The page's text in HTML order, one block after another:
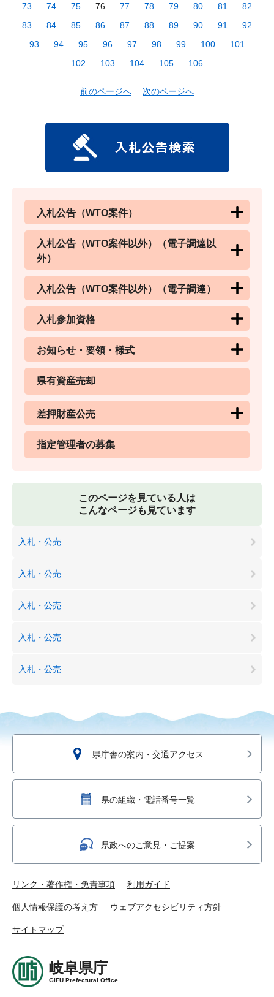
73
74 75 76 77 78 79 80 81
82
83
84 85 86 87 88 89 90 91
92
93
94 95 96 97 98 99 100
101
102
103 104 105 106
前のページへ 次のページへ
入札公告（WTO案件）
入札公告（WTO案件以外）（電子調達以
外）
入札公告（WTO案件以外）（電子調達）
入札参加資格
お知らせ・要領・様式
県有資産売却
差押財産公売
指定管理者の募集
このページを見ている人は
こんなページも見ています
入札・公売
入札・公売
入札・公売
入札・公売
入札・公売
県庁舎の案内・交通アクセス
県の組織・電話番号一覧
県政へのご意見・ご提案
リンク・著作権・免責事項 利用ガイド
個人情報保護の考え方 ウェブアクセシビリティ方針
サイトマップ
岐阜県庁
GIFU Prefectural Office